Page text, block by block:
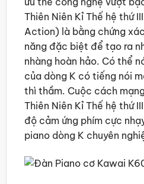
Thiên Niên Kỉ Thế hệ thứ
Action) là bằng chứng
năng đặc biệt để tạo ra
nhàng hoàn hảo. Có thể
của dòng K có tiếng nói
thì thầm. Cuộc cách
Thiên Niên Kỉ Thế hệ thứ
độ cảm ứng phím cực
piano dòng K chuyên